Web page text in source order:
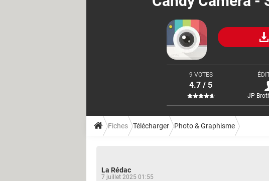
9 VOTES
4.7 / 5
JP
Fiches Télécharger Photo & Graphisme
La Rédac
7 juillet 2025 01:55